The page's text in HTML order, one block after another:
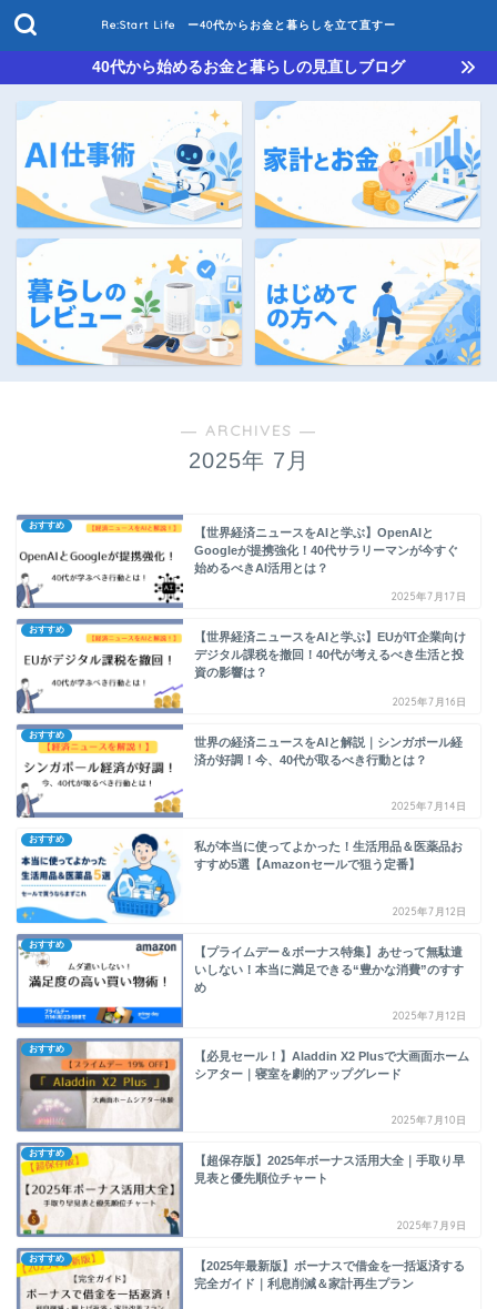
Re:Start Life ー40代からお金と暮らしを立て直すー
40代から始めるお金と暮らしの見直しブログ
― ARCHIVES ―
2025年 7月
おすすめ
【世界経済ニュースをAIと学ぶ】OpenAIと
Googleが提携強化！40代サラリーマンが今すぐ
始めるべきAI活用とは？
2025年7月17日
おすすめ
【世界経済ニュースをAIと学ぶ】EUがIT企業向け
デジタル課税を撤回！40代が考えるべき生活と投
資の影響は？
2025年7月16日
おすすめ
世界の経済ニュースをAIと解説｜シンガポール経
済が好調！今、40代が取るべき行動とは？
2025年7月14日
おすすめ
私が本当に使ってよかった！生活用品＆医薬品お
すすめ5選【Amazonセールで狙う定番】
2025年7月12日
おすすめ
【プライムデー＆ボーナス特集】あせって無駄遣
いしない！本当に満足できる“豊かな消費”のすす
め
2025年7月12日
おすすめ
【必見セール！】Aladdin X2 Plusで大画面ホーム
シアター｜寝室を劇的アップグレード
2025年7月10日
おすすめ
【超保存版】2025年ボーナス活用大全｜手取り早
見表と優先順位チャート
2025年7月9日
おすすめ
【2025年最新版】ボーナスで借金を一括返済する
完全ガイド｜利息削減＆家計再生プラン